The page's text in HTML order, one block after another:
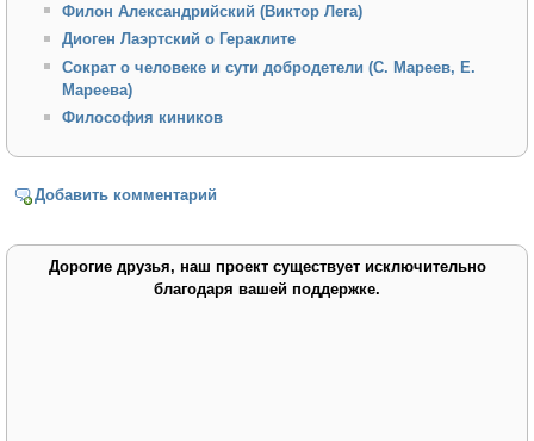
Филон Александрийский (Виктор Лега)
Диоген Лаэртский о Гераклите
Сократ о человеке и сути добродетели (С. Мареев, Е.
Мареева)
Философия киников
Добавить комментарий
Дорогие друзья, наш проект существует исключительно
благодаря вашей поддержке.